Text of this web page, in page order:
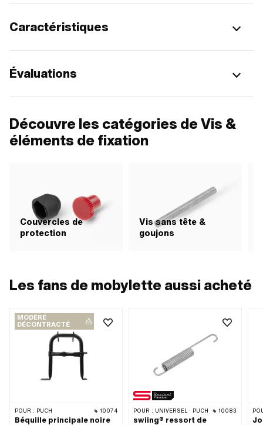
Caractéristiques
Évaluations
Découvre les catégories de Vis &
éléments de fixation
Couvercles de
protection
Vis sans tête &
goujons
Les fans de mobylette aussi acheté
MODÉRÉ
DÉCONTRACTÉ
POUR : PUCH 10074
Béquille principale noire
POUR : UNIVERSEL · PUCH 10083
swiing® ressort de